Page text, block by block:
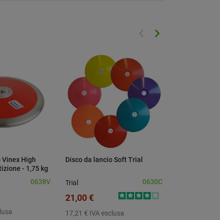
Precedente
keyboard_arrow_left Successivo
keyboard_arrow_right
Vinex High
- 1,75 kg
0638V
Disco da lancio Soft Trial
Trial 0630C
21,00 €
17,21 € IVA esclusa